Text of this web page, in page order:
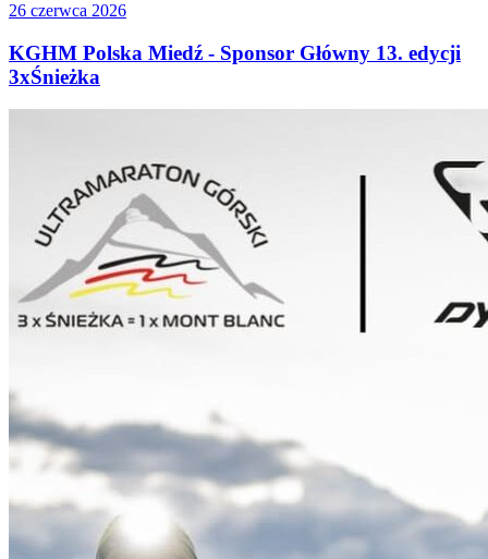
26 czerwca 2026
KGHM Polska Miedź - Sponsor Główny 13. edycji
3xŚnieżka